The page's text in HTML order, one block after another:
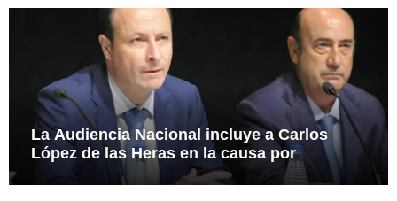
La Audiencia Nacional incluye a Carlos
López de las Heras en la causa por
presuntas irregularidades en el rescate de
112,8 millones a Tubos Reunidos